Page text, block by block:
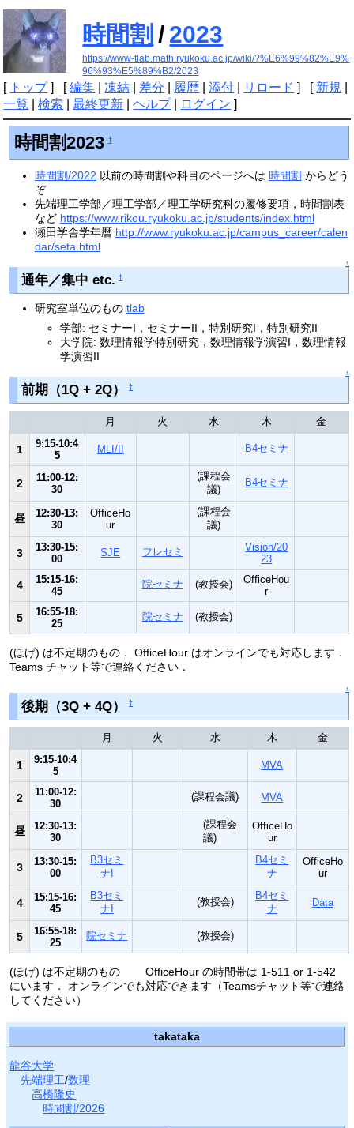
時間割 / 2023
https://www-tlab.math.ryukoku.ac.jp/wiki/?%E6%99%82%E9%
96%93%E5%89%B2/2023
[ トップ] [編集 |凍結 差分 履歴 |添付 リロード ] [ 新規
一覧 |検索 |最終更新 |ヘルプ| ログイン ]
時間割2023 †
時間割/2022 以前の時間割や科目のページへは 時間割 からどう
ぞ
先端理工学部／理工学部／理工学研究科の履修要項，時間割表
など https://www.rikou.ryukoku.ac.jp/students/index.html
瀬田学舎学年暦 http://www.ryukoku.ac.jp/campus_career/calen
dar/seta.html
↑
通年／集中 etc. †
研究室単位のもの tlab
学部: セミナーI，セミナーII，特別研究I，特別研究II
大学院: 数理情報学特別研究，数理情報学演習I，数理情報
学演習II
↑
前期（1Q + 2Q） †
月 火 水 木 金
1
9:15-10:4
5
MLI/II B4セミナ
2
11:00-12:
30
(課程会
議)
B4セミナ
昼
12:30-13:
30
OfficeHo
ur
(課程会
議)
3
13:30-15:
00
SJE フレセミ
Vision/20
23
4
15:15-16:
45
院セミナ (教授会)
OfficeHou
r
5
16:55-18:
25
院セミナ (教授会)
(ほげ) は不定期のもの． OfficeHour はオンラインでも対応します．
Teams チャット等で連絡ください．
↑
後期（3Q + 4Q） †
月 火 水 木 金
1
9:15-10:4
5
MVA
2
11:00-12:
30
(課程会議) MVA
昼
12:30-13:
30
(課程会
議)
OfficeHo
ur
3
13:30-15:
00
B3セミ
ナI
B4セミ
ナ
OfficeHo
ur
4
15:15-16:
45
B3セミ
ナI
(教授会)
B4セミ
ナ
Data
5
16:55-18:
25
院セミナ (教授会)
(ほげ) は不定期のもの OfficeHour の時間帯は 1-511 or 1-542
にいます． オンラインでも対応できます（Teamsチャット等で連絡
してください）
takataka
龍谷大学
先端理工/数理
高橋隆史
時間割/2026